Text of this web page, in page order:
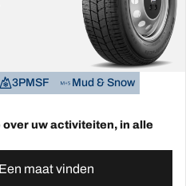
3PMSF
Mud & Snow
over uw activiteiten, in alle
Een maat vinden